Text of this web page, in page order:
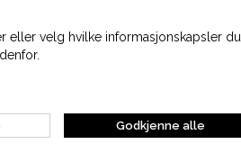
160,
eller velg hvilke informasjonskapsler du
Godkjenne alle